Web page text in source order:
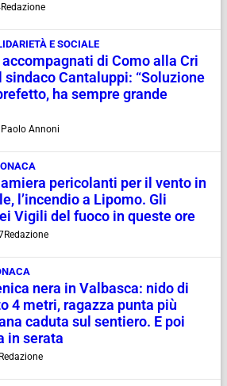
Redazione
E SOCIALE
di Como alla Cri
sindaco Cantaluppi: “Soluzione
ha sempre grande
Paolo Annoni
pericolanti per il vento in
l’incendio a Lipomo. Gli
Vigili del fuoco in queste ore
Redazione
nera in Valbasca: nido di
4 metri, ragazza punta più
caduta sul sentiero. E poi
in serata
Redazione